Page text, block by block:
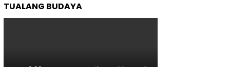
TUALANG BUDAYA